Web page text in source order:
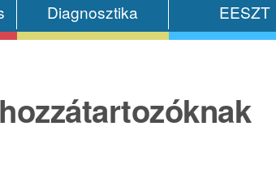
Diagnosztika EESZT